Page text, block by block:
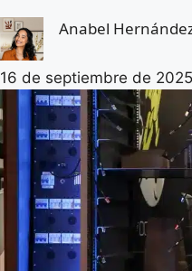
Anabel
16 de septiembre de